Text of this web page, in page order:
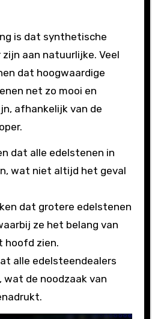
is dat synthetische
aan natuurlijke. Veel
dat hoogwaardige
net zo mooi en
afhankelijk van de
dat alle edelstenen in
wat niet altijd het geval
dat grotere edelstenen
ze het belang van
hoofd zien.
alle edelsteendealers
de noodzaak van